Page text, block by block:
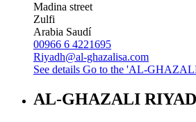
Madina street
Zulfi
Arabia Saudí
00966 6 4221695
Riyadh@al-ghazalisa.com
See details Go to the 'AL-
AL-GHAZALI